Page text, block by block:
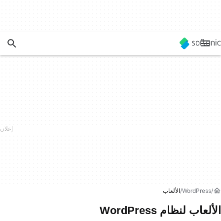
WordPress الألعاب
الألعاب لنظام WordPress